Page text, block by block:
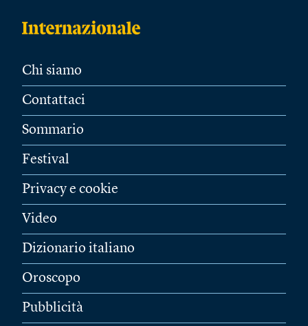
Chi siamo
Contattaci
Sommario
Festival
Privacy e cookie
Video
Dizionario italiano
Oroscopo
Pubblicità